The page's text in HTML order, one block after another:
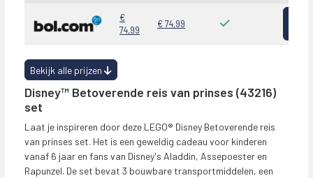
€
74,99
€ 74,99
Bekijk alle prijzen
Disney™ Betoverende reis van prinses (43216)
set
Laat je inspireren door deze LEGO® Disney Betoverende reis
van prinses set. Het is een geweldig cadeau voor kinderen
vanaf 6 jaar en fans van Disney's Aladdin, Assepoester en
Rapunzel. De set bevat 3 bouwbare transportmiddelen, een